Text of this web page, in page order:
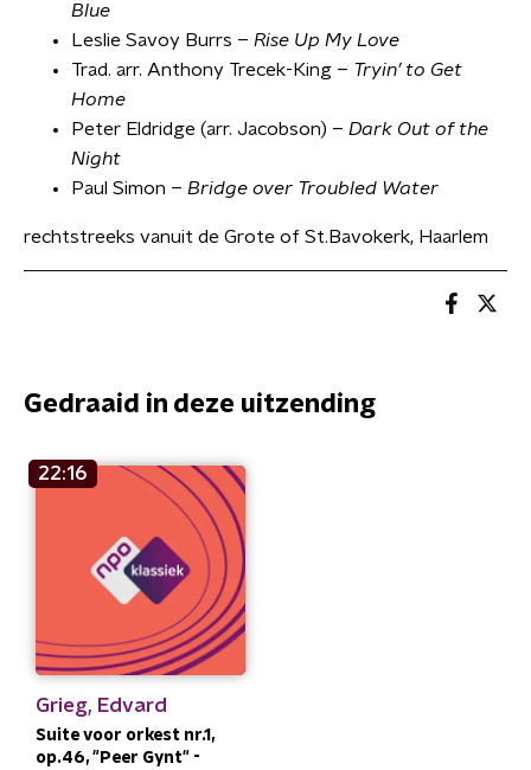
Blue
Leslie Savoy Burrs – Rise Up My Love
Trad. arr. Anthony Trecek-King – Tryin’ to Get
Home
Peter Eldridge (arr. Jacobson) – Dark Out of the
Night
Paul Simon – Bridge over Troubled Water
rechtstreeks vanuit de Grote of St.Bavokerk, Haarlem
Gedraaid in deze uitzending
22:16
Grieg, Edvard
Suite voor orkest nr.1,
op.46, "Peer Gynt" -